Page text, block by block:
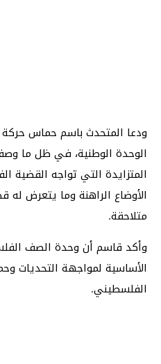
ودعا المتحدث باسم حماس
الوحدة الوطنية، في ظل ما
المتزايدة التي تواجه القضية
الأوضاع الراهنة وما يتعرض
متلاحقة.
وأكد قاسم أن وحدة الصف
الأساسية لمواجهة التحديات
الفلسطيني.